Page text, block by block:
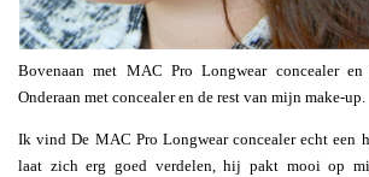
Bovenaan met MAC Pro Longwear concealer en
Onderaan met concealer en de rest van mijn make-up.
Ik vind De MAC Pro Longwear concealer echt een
laat zich erg goed verdelen, hij pakt mooi op